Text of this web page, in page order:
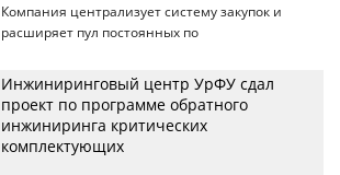
Компания централизует систему закупок и
расширяет пул постоянных по
Инжиниринговый центр УрФУ сдал
проект по программе обратного
инжиниринга критических
комплектующих